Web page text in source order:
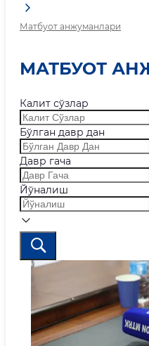
Матбуот анжуманлари
МАТБУОТ
Калит сўзлар
Бўлган давр дан
Давр гача
Йўналиш